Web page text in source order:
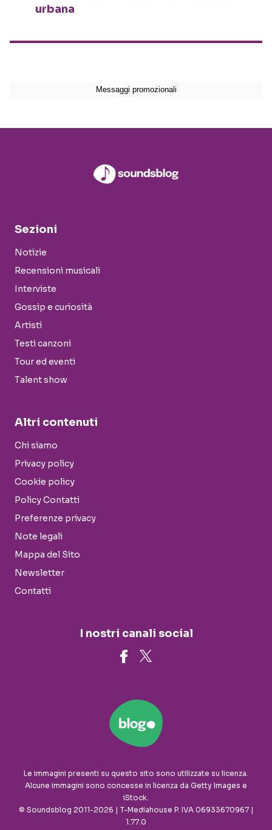
urbana
Sezioni
Notizie
Recensioni musicali
Interviste
Gossip e curiosità
Artisti
Testi canzoni
Tour ed eventi
Talent show
Altri contenuti
Chi siamo
Privacy policy
Cookie policy
Policy Contatti
Preferenze privacy
Note legali
Mappa del Sito
Newsletter
Contatti
I nostri canali social
Le immagini presenti su questo sito sono utilizzate su licenza.
Alcune immagini sono concesse in licenza da Getty Images e
iStock.
© Soundsblog 2011-2026 | T-Mediahouse P. IVA 06933670967 |
1.77.0